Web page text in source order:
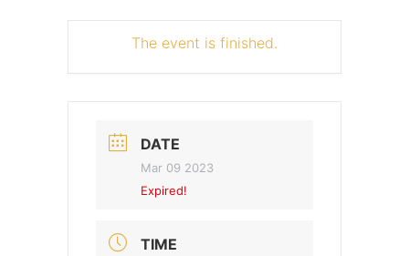
The event is finished.
DATE
Mar 09 2023
Expired!
TIME